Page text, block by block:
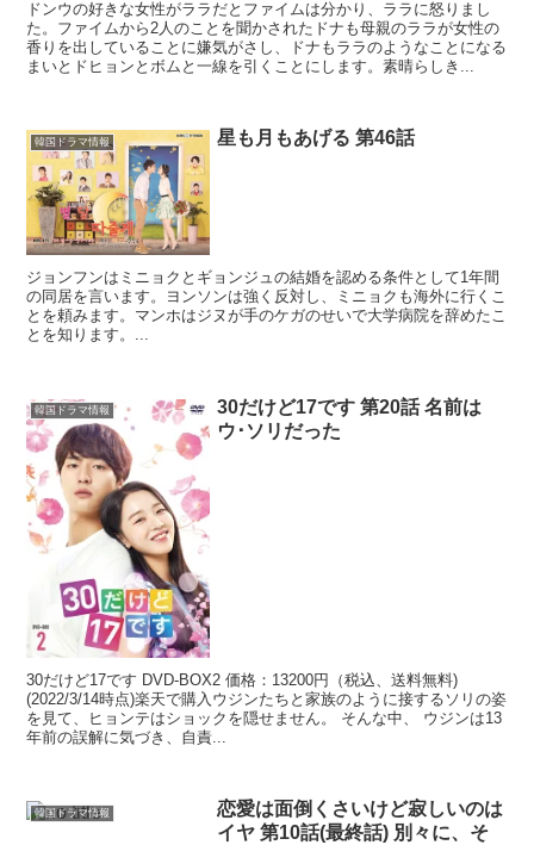
ドンウの好きな女性がララだとファイムは分かり、ララに怒りまし
た。ファイムから2人のことを聞かされたドナも母親のララが女性の
香りを出していることに嫌気がさし、ドナもララのようなことになる
まいとドヒョンとボムと一線を引くことにします。素晴らしき...
韓国ドラマ情報 星も月もあげる 第46話
ジョンフンはミニョクとギョンジュの結婚を認める条件として1年間
の同居を言います。ヨンソンは強く反対し、ミニョクも海外に行くこ
とを頼みます。マンホはジヌが手のケガのせいで大学病院を辞めたこ
とを知ります。...
韓国ドラマ情報
30だけど17です 第20話 名前は
ウ･ソリだった
30だけど17です DVD-BOX2 価格：13200円（税込、送料無料)
(2022/3/14時点)楽天で購入ウジンたちと家族のように接するソリの姿
を見て、ヒョンテはショックを隠せません。 そんな中、 ウジンは13
年前の誤解に気づき、自責...
韓国ドラマ情報
恋愛は面倒くさいけど寂しいのは
イヤ 第10話(最終話) 別々に、そ